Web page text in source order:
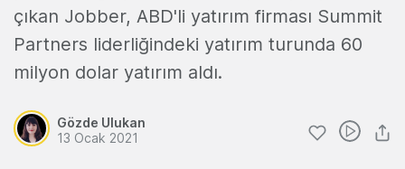
çıkan Jobber, ABD'li yatırım firması Summit
Partners liderliğindeki yatırım turunda 60
milyon dolar yatırım aldı.
Gözde Ulukan
13 Ocak 2021